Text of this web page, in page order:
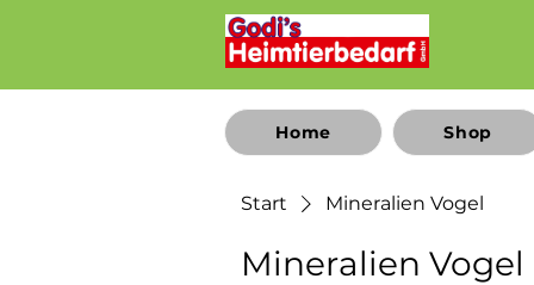
Home Shop
Start Mineralien Vogel
Mineralien Vogel